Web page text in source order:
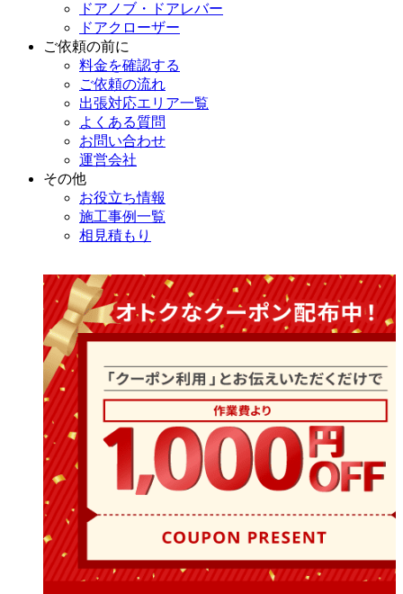
ドアノブ・ドアレバー
ドアクローザー
ご依頼の前に
料金を確認する
ご依頼の流れ
出張対応エリア一覧
よくある質問
お問い合わせ
運営会社
その他
お役立ち情報
施工事例一覧
相見積もり